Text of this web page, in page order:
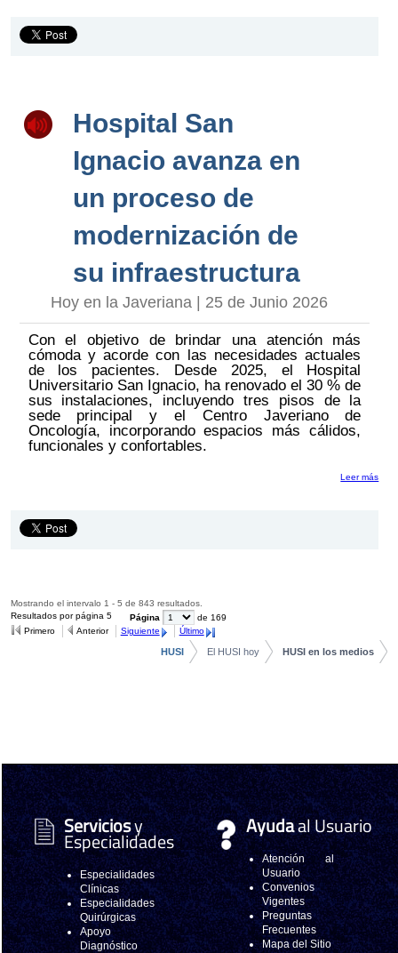
Hospital San
Ignacio avanza en
un proceso de
modernización de
su infraestructura
Hoy en la Javeriana | 25 de Junio 2026
Con el objetivo de brindar una atención más
cómoda y acorde con las necesidades actuales
de los pacientes. Desde 2025, el Hospital
Universitario San Ignacio, ha renovado el 30 % de
sus instalaciones, incluyendo tres pisos de la
sede principal y el Centro Javeriano de
Oncología, incorporando espacios más cálidos,
funcionales y confortables.
Leer más
Mostrando el intervalo 1 - 5 de 843 resultados.
Resultados por página 5
Página
de 169
Primero
Anterior Siguiente Último
HUSI El HUSI hoy HUSI en los medios
Serviciosy
Especialidades
Especialidades
Clínicas
Especialidades
Quirúrgicas
Apoyo
Diagnóstico
Ayudaal Usuario
Atención al
Usuario
Convenios
Vigentes
Preguntas
Frecuentes
Mapa del Sitio